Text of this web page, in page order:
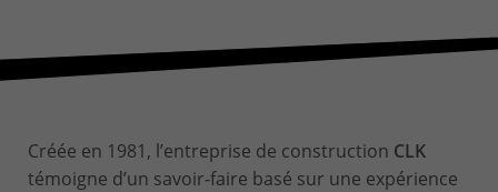
Créée en 1981, l’entreprise de construction CLK
témoigne d’un savoir-faire basé sur une expérience